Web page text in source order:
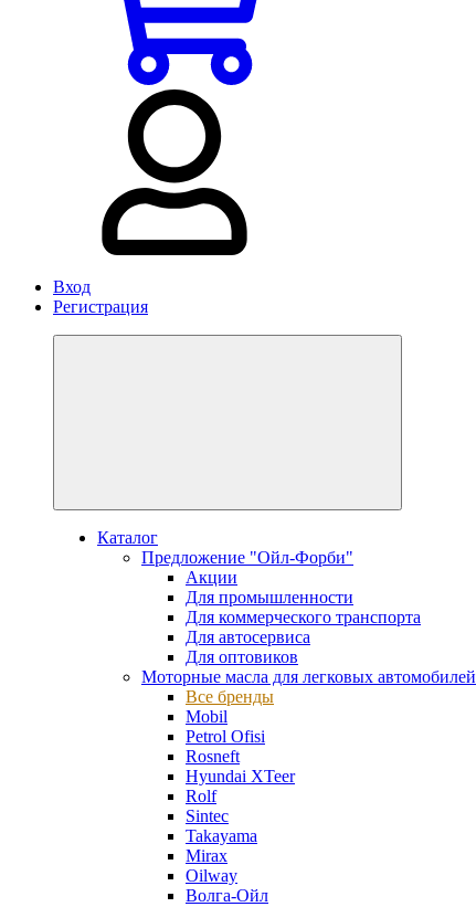
Вход
Регистрация
Каталог
Предложение "Ойл-Форби"
Акции
Для промышленности
Для коммерческого транспорта
Для автосервиса
Для оптовиков
Моторные масла для легковых автомобилей
Все бренды
Mobil
Petrol Ofisi
Rosneft
Hyundai XTeer
Rolf
Sintec
Takayama
Mirax
Oilway
Волга-Ойл